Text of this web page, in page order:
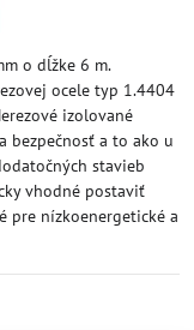
o dĺžke 6 m.
ocele typ 1.4404
izolované
bezpečnosť a to ako u
stavieb
vhodné postaviť
pre nízkoenergetické a